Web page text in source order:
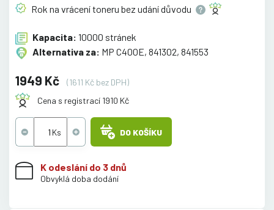
Rok na vrácení toneru bez udánídůvodu
Kapacita: 10000 stránek
Alternativa za: MP C400E, 841302, 841553
1949 Kč
(1611 Kč bez DPH)
Cena s registrací 1910 Kč
DO KOŠÍKU
K odeslání do 3 dnů
Obvyklá doba dodání